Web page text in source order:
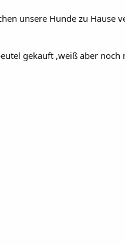
unsere Hunde zu
gekauft ,weiß aber